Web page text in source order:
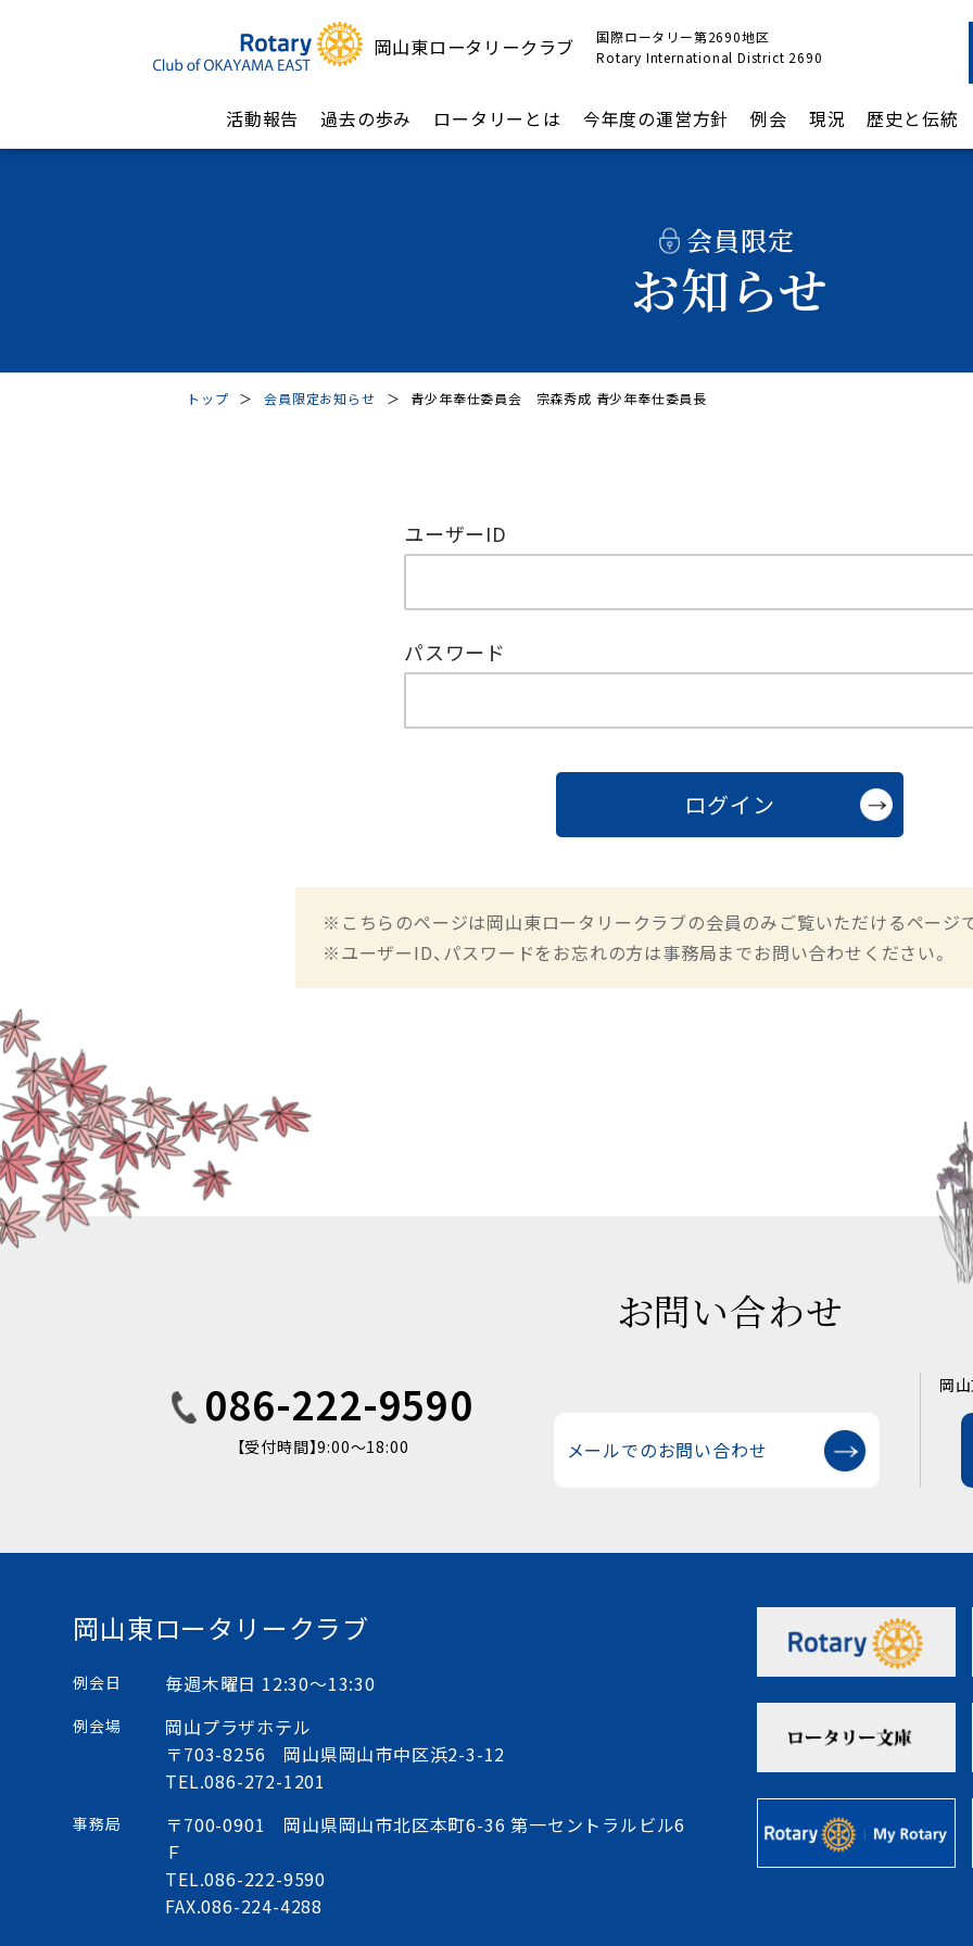
岡山東ロータリークラブ
国際ロータリー第2690地区
Rotary International District 2690
活動報告 過去の歩み ロータリーとは 今年度の運営方針 例会 現況 歴史と伝統
会員限定
お知らせ
トップ ＞ 会員限定お知らせ ＞ 青少年奉仕委員会 宗森秀成 青少年奉仕委員長
ユーザーID
パスワード
※こちらのページは岡山東ロータリークラブの会員のみご覧いただけるページ
※ユーザーID、パスワードをお忘れの方は事務局までお問い合わせください。
お問い合わせ
086-222-9590
【受付時間】9:00〜18:00 メールでのお問い合わせ
岡
岡山東ロータリークラブ
例会日 毎週木曜日 12:30〜13:30
例会場
岡山プラザホテル
〒703-8256 岡山県岡山市中区浜2-3-12
TEL.086-272-1201
事務局
〒700-0901 岡山県岡山市北区本町6-36 第一セントラルビル6
Ｆ
TEL.086-222-9590
FAX.086-224-4288